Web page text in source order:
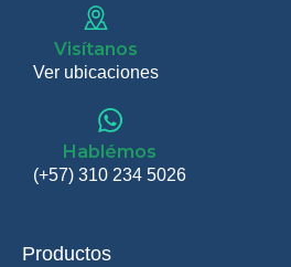
Visítanos
Ver ubicaciones
Hablémos
(+57) 310 234 5026
Productos